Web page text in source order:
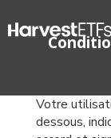
Votre
dessous,